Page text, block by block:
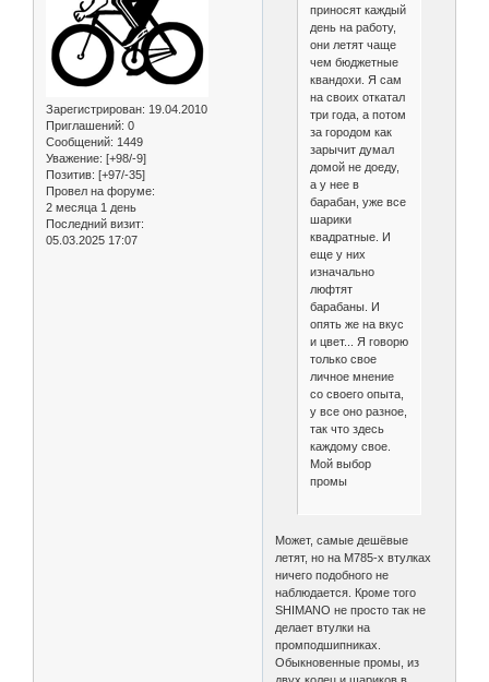
Зарегистрирован: 19.04.2010
Приглашений: 0
Сообщений: 1449
Уважение: [+98/-9]
Позитив: [+97/-35]
Провел на форуме:
2 месяца 1 день
Последний визит:
05.03.2025 17:07
приносят каждый
день на работу,
они летят чаще
чем бюджетные
квандохи. Я сам
на своих откатал
три года, а потом
за городом как
зарычит думал
домой не доеду,
а у нее в
барабан, уже все
шарики
квадратные. И
еще у них
изначально
люфтят
барабаны. И
опять же на вкус
и цвет... Я говорю
только свое
личное мнение
со своего опыта,
у все оно разное,
так что здесь
каждому свое.
Мой выбор
промы
Может, самые дешёвые
летят, но на М785-х втулках
ничего подобного не
наблюдается. Кроме того
SHIMANO не просто так не
делает втулки на
промподшипниках.
Обыкновенные промы, из